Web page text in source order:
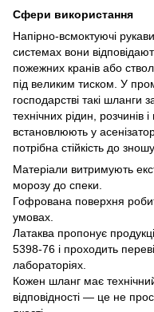
Сфери використання
Напірно-всмоктуючі
системах вони
пожежних кранів або
під великим тиском. У
господарстві такі шланги
технічних рідин, розчинів
встановлюють у
потрібна стійкість до
Матеріали витримують
морозу до спеки.
Гофрована поверхня
умовах.
Латаква пропонує
5398-76 і проходить
лабораторіях.
Кожен шланг має
відповідності — це не